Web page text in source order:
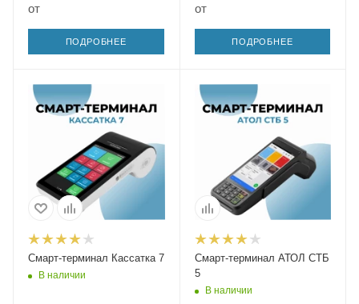
от
ПОДРОБНЕЕ
от
ПОДРОБНЕЕ
Смарт-терминал Кассатка 7
В наличии
Смарт-терминал АТОЛ СТБ
5
В наличии